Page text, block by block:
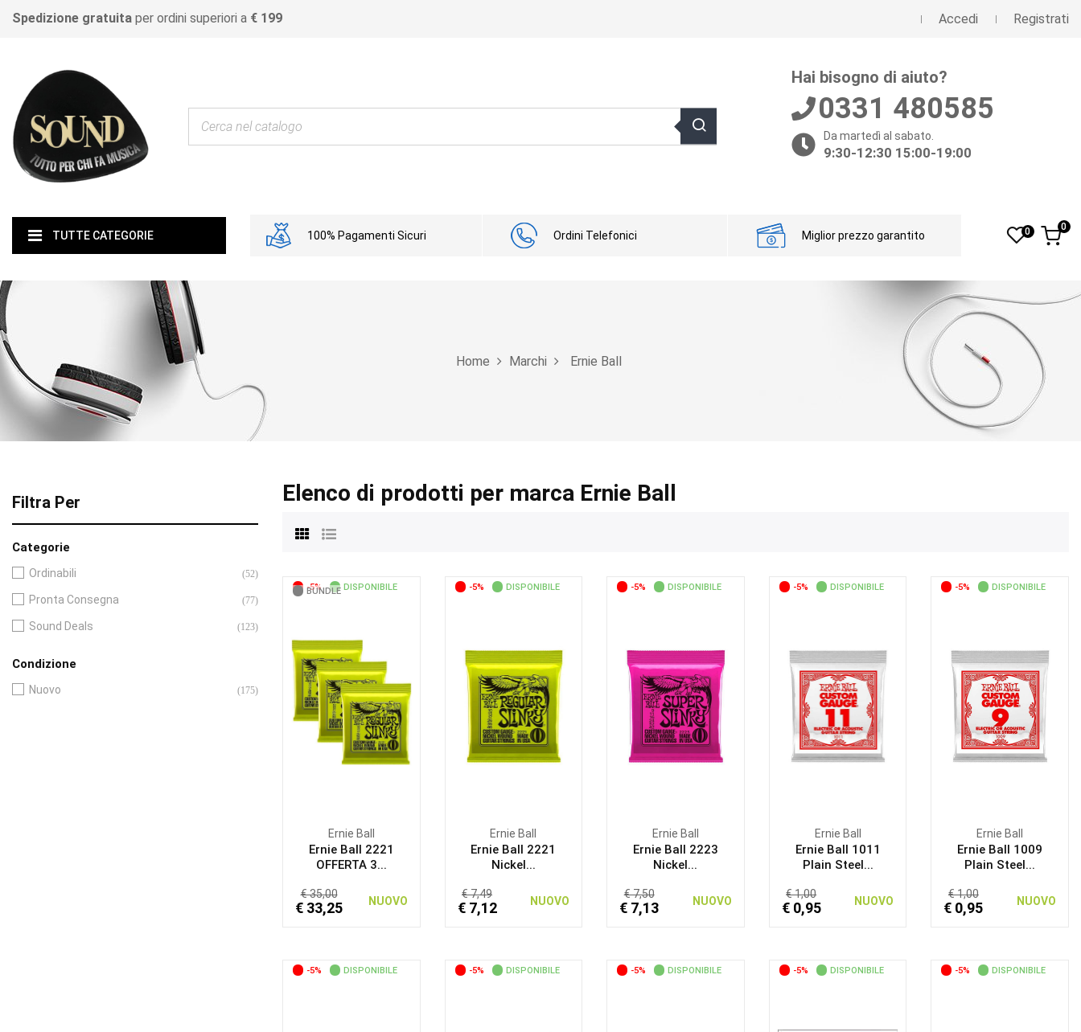
Spedizione gratuita per ordini superiori a € 199 Accedi Registrati
Hai bisogno di aiuto?
0331 480585
Da martedì al sabato.
9:30-12:30 15:00-19:00
TUTTE CATEGORIE 100% Pagamenti Sicuri Ordini Telefonici Miglior prezzo garantito 0 0
Home Marchi Ernie Ball
Filtra Per
Categorie
Ordinabili (52)
Pronta Consegna (77)
Sound Deals (123)
Condizione
Nuovo (175)
Elenco di prodotti per marca Ernie Ball
-5% DISPONIBILE
BUNDLE
Ernie Ball
Ernie Ball 2221
OFFERTA 3...
€ 35,00
€ 33,25 NUOVO
-5% DISPONIBILE
Ernie Ball
Ernie Ball 2221
Nickel...
€ 7,49
€ 7,12 NUOVO
-5% DISPONIBILE
Ernie Ball
Ernie Ball 2223
Nickel...
€ 7,50
€ 7,13 NUOVO
-5% DISPONIBILE
Ernie Ball
Ernie Ball 1011
Plain Steel...
€ 1,00
€ 0,95 NUOVO
-5% DISPONIBILE
Ernie Ball
Ernie Ball 1009
Plain Steel...
€ 1,00
€ 0,95 NUOVO
-5% DISPONIBILE -5% DISPONIBILE -5% DISPONIBILE -5% DISPONIBILE -5% DISPONIBILE